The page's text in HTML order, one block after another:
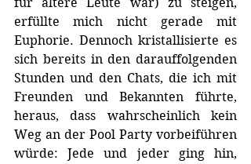
erfüllte mich nicht gerade mit
Euphorie. Dennoch kristallisierte es
sich bereits in den darauffolgenden
Stunden und den Chats, die ich mit
Freunden und Bekannten führte,
heraus, dass wahrscheinlich kein
Weg an der Pool Party vorbeiführen
würde: Jede und jeder ging hin,